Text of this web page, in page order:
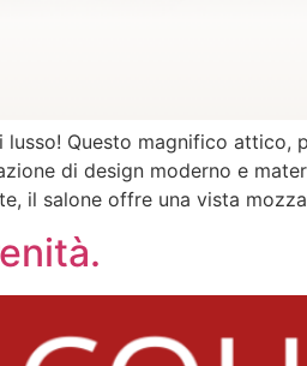
Questo magnifico attico,
di design moderno e
il salone offre una vista